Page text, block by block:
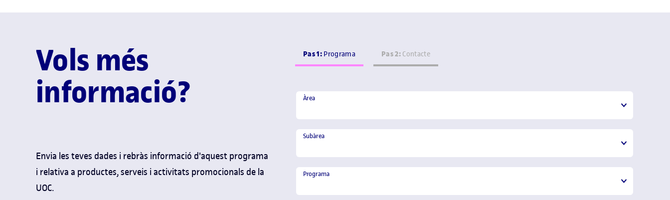
Vols més
informació?
Envia les teves dades i rebràs informació d'aquest programa
i relativa a productes, serveis i activitats promocionals de la
UOC.
Pas 1:Programa Pas 2:Contacte
Àrea
Àrea
Subàrea
Subàrea
Programa
Programa